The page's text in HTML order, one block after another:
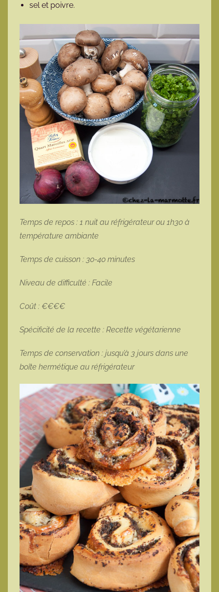
sel et poivre.
Temps de repos : 1 nuit au réfrigérateur ou 1h30 à
température ambiante
Temps de cuisson : 30-40 minutes
Niveau de difficulté : Facile
Coût : €€€€
Spécificité de la recette : Recette végétarienne
Temps de conservation : jusqu’à 3 jours dans une
boîte hermétique au réfrigérateur